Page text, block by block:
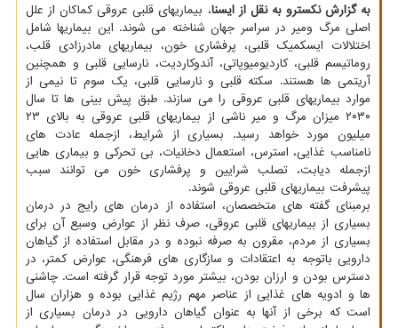
به گزارش نکسترو به نقل از ایسنا، بیماریهای قلبی عروقی کماکان از علل
اصلی مرگ ومیر در سراسر جهان شناخته می شوند. این بیماریها شامل
اختلالات ایسکمیک قلبی، پرفشاری خون، بیماریهای مادرزادی قلب،
روماتیسم قلبی، کاردیومیوپاتی، آندوکاردیت، نارسایی قلبی و همچنین
آریتمی ها هستند. سکته قلبی و نارسایی قلبی، یک سوم تا نیمی از
موارد بیماریهای قلبی عروقی را می سازند. طبق پیش بینی ها تا سال
۲۰۳۰ میزان مرگ و میر ناشی از بیماریهای قلبی عروقی به بالای ۲۳
میلیون مورد خواهد رسید. بسیاری از شرایط، ازجمله عادت های
نامناسب غذایی، استرس، استعمال دخانیات، بی تحرکی و بیماری هایی
ازجمله دیابت، تصلب شرایین و پرفشاری خون می توانند سبب
پیشرفت بیماریهای قلبی عروقی شوند.
برمبنای گفته های متخصصان، استفاده از درمان های رایج در درمان
بسیاری از بیماریهای قلبی عروقی، صرف نظر از عوارض وسیع آن برای
بسیاری از مردم، مقرون به صرفه نبوده و در مقابل استفاده از گیاهان
دارویی باتوجه به اعتقادات و سازگاری های فرهنگی، عوارض کمتر، در
دسترس بودن و ارزان بودن، بیشتر مورد توجه قرار گرفته است. چاشنی
ها و ادویه های غذایی از عناصر مهم رژیم غذایی بوده و هزاران سال
است که برخی از آنها به عنوان گیاهان دارویی در درمان بسیاری از